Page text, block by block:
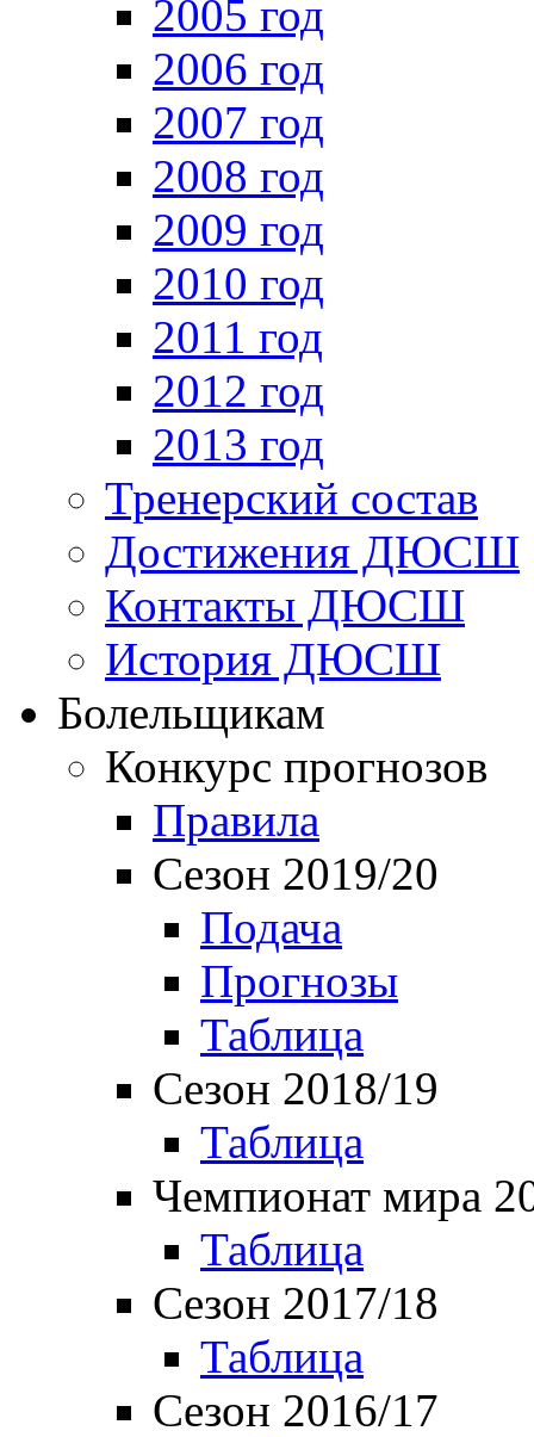
2005 год
2006 год
2007 год
2008 год
2009 год
2010 год
2011 год
2012 год
2013 год
Тренерский состав
Достижения ДЮСШ
Контакты ДЮСШ
История ДЮСШ
Болельщикам
Конкурс прогнозов
Правила
Сезон 2019/20
Подача
Прогнозы
Таблица
Сезон 2018/19
Таблица
Чемпионат мира
Таблица
Сезон 2017/18
Таблица
Сезон 2016/17